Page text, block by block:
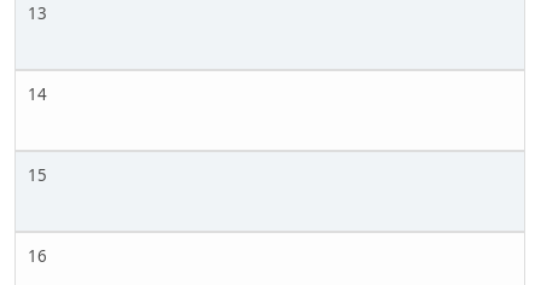
13
14
15
16